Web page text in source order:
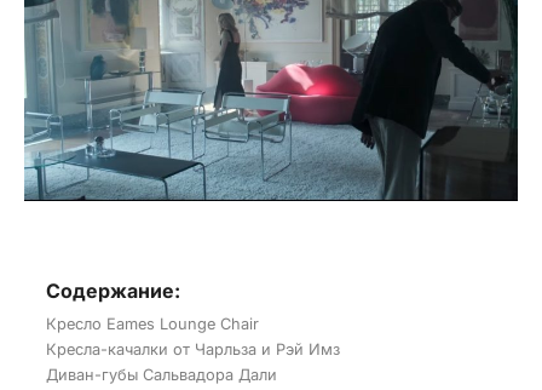
Содержание:
Кресло Eames Lounge Chair
Кресла-качалки от Чарльза и Рэй Имз
Диван-губы Сальвадора Дали